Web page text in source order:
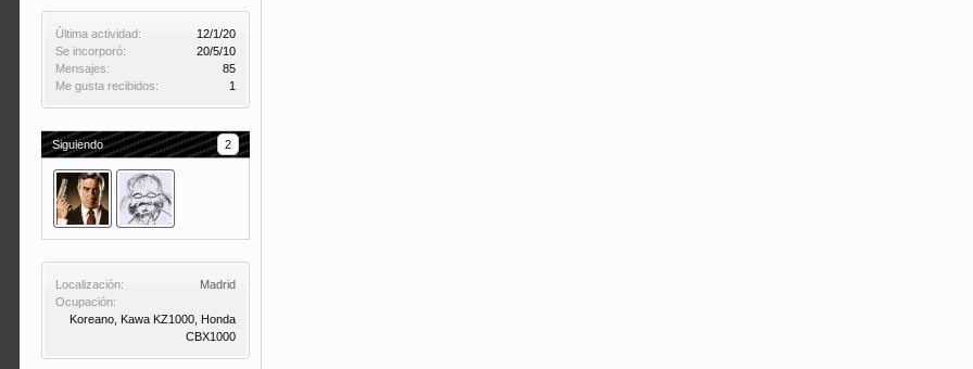
Última actividad:
12/1/20
Se incorporó:
20/5/10
Mensajes:
85
Me gusta recibidos:
1
Siguiendo 2
Localización:
Madrid
Ocupación:
Koreano, Kawa KZ1000, Honda
CBX1000